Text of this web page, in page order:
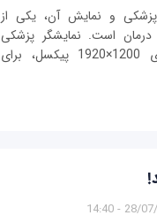
پزشکی و نمایش آن، یکی از
است. نمایشگر پزشکی
ایسوس مدل HA2402 با تفکیک‌پذیری 1200×1920 پیکسل، برای
28/07/